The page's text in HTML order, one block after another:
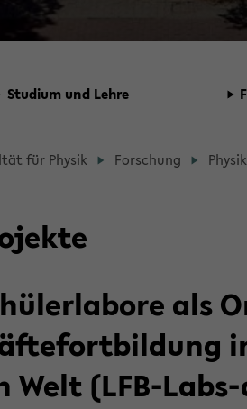
Stu­di­um und Lehre
für Phy­sik For­schung
als
Welt (LFB-​